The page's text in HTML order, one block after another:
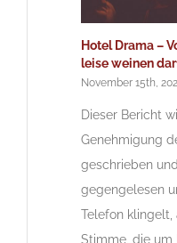
Hotel Drama –
leise weinen
November 15th,
Dieser Bericht
Genehmigung
geschrieben
gegengelesen
Telefon
Stimme, die um